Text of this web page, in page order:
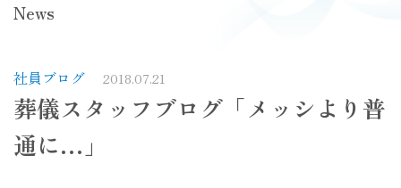
News
社員ブログ 2018.07.21
葬儀スタッフブログ「メッシより普
通に…」